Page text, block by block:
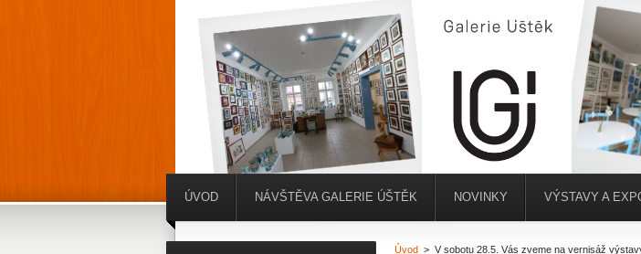
Úvod > V sobotu 28.5. Vás zveme na vernisáž
ÚVOD NÁVŠTĚVA GALERIE ÚŠTĚK NOVINKY VÝSTAVY A